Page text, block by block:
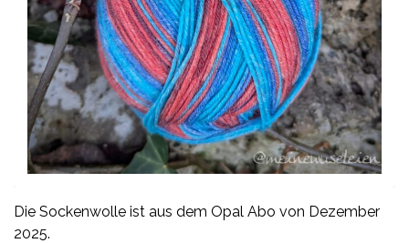
Die Sockenwolle ist aus dem Opal Abo von Dezember
2025.